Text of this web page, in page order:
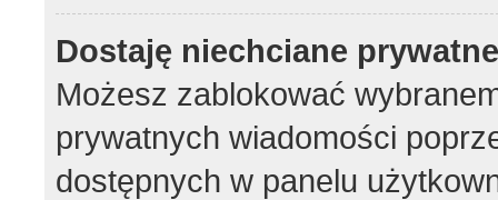
Dostaję niechciane
Możesz zablokować
prywatnych wiadomości
dostępnych w panelu